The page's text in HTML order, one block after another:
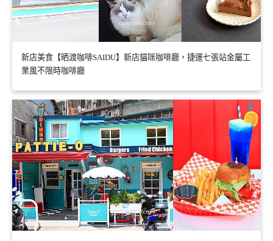
新店美食【晒渡咖啡SAIDU】新店貓咪咖啡廳，捷運七張站金屬工
業風不限時咖啡廳